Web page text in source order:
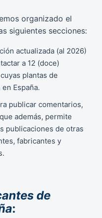
organizado el
siguientes secciones:
actualizada (al 2026)
a 12 (doce)
plantas de
España.
publicar comentarios,
además, permite
publicaciones de otras
fabricantes y
de
: